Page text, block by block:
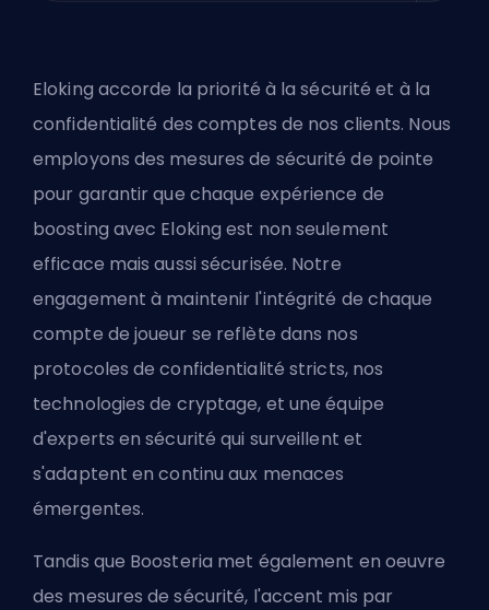
Eloking accorde la priorité à la sécurité et à la
confidentialité des comptes de nos clients. Nous
employons des mesures de sécurité de pointe
pour garantir que chaque expérience de
boosting avec Eloking est non seulement
efficace mais aussi sécurisée. Notre
engagement à maintenir l'intégrité de chaque
compte de joueur se reflète dans nos
protocoles de confidentialité stricts, nos
technologies de cryptage, et une équipe
d'experts en sécurité qui surveillent et
s'adaptent en continu aux menaces
émergentes.
Tandis que Boosteria met également en oeuvre
des mesures de sécurité, l'accent mis par